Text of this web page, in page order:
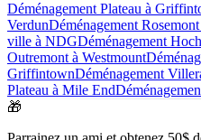
Déménagement Plateau à
VerdunDéménagement
ville à NDGDéménagement
Outremont à Westmount
GriffintownDéménagement
Plateau à Mile End
🎁